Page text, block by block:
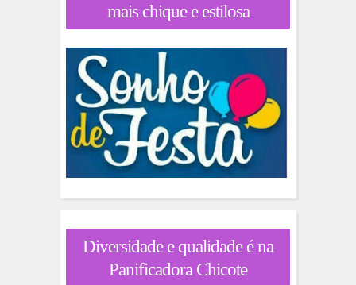
mais chique e estilosa
Diversidade e qualidade é na
Panificadora Chicote